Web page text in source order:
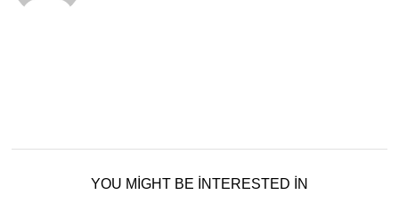
YOU MIGHT BE INTERESTED IN